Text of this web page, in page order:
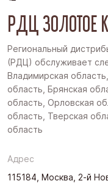
РДЦ ЗОЛОТОЕ
Региональный
(РДЦ) обслуживает
Владимирская
область, Брянская
область, Орловская
область, Тверская
область
Адрес
115184, Москва, 2-й